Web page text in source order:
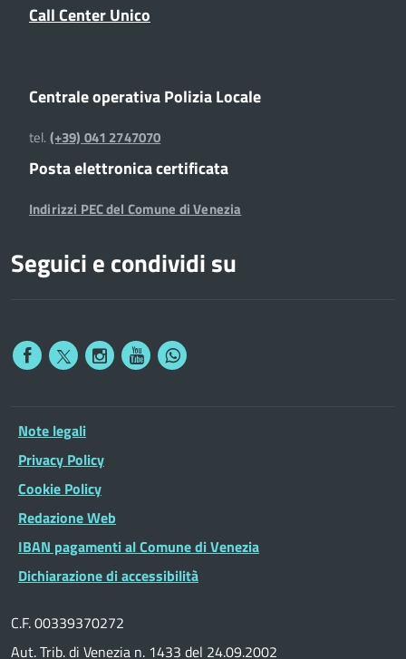
Call Center Unico
Centrale operativa Polizia Locale
tel.(+39) 041 2747070
Posta elettronica certificata
Indirizzi PEC del Comune di Venezia
Seguici e condividi su
Note legali
Privacy Policy
Cookie Policy
Redazione Web
IBAN pagamenti al Comune di Venezia
Dichiarazione di accessibilità
C.F. 00339370272
Aut. Trib. di Venezia n. 1433 del 24.09.2002